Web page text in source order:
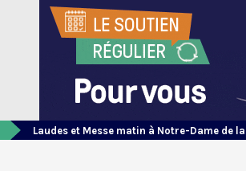
Laudes et Messe matin à Notre-Dame de